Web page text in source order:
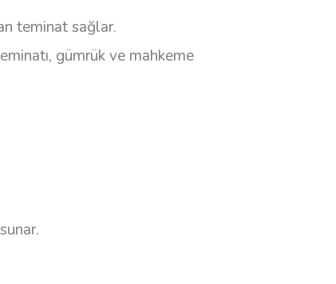
teminat sağlar.
gümrük ve mahkeme